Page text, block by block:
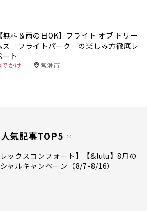
【無料＆雨の日OK】フライト オブ ドリー
ズ「フライトパーク」の楽しみ方徹底レ
ート
でかけ 常滑市
人気記事TOP5
レックスコンフォート】【&lulu】8月の
ャルキャンペーン（8/7-8/16）